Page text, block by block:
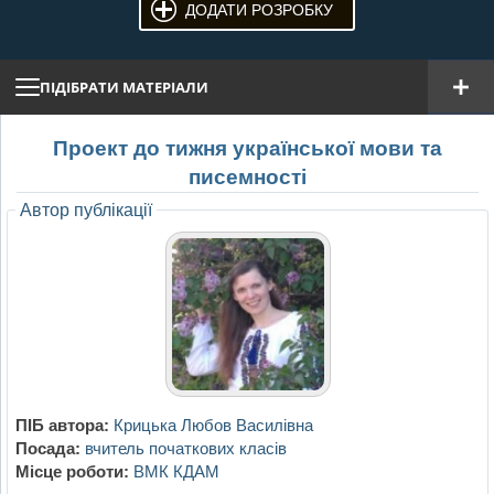
ДОДАТИ РОЗРОБКУ
ПІДІБРАТИ МАТЕРІАЛИ
Проект до тижня української мови та
писемності
Автор публікації
ПІБ автора: Крицька Любов Василівна
Посада: вчитель початкових класів
Місце роботи: ВМК КДАМ